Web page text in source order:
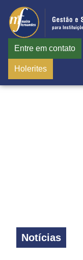
Entre em contato
Holerites
Notícias